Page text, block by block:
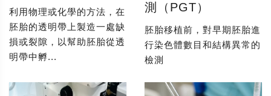
利用物理或化學的方法，在
胚胎的透明帶上製造一處缺
損或裂隙，以幫助胚胎從透
明帶中孵...
測（PGT）
胚胎移植前，對早期胚胎進
行染色體數目和結構異常的
檢測